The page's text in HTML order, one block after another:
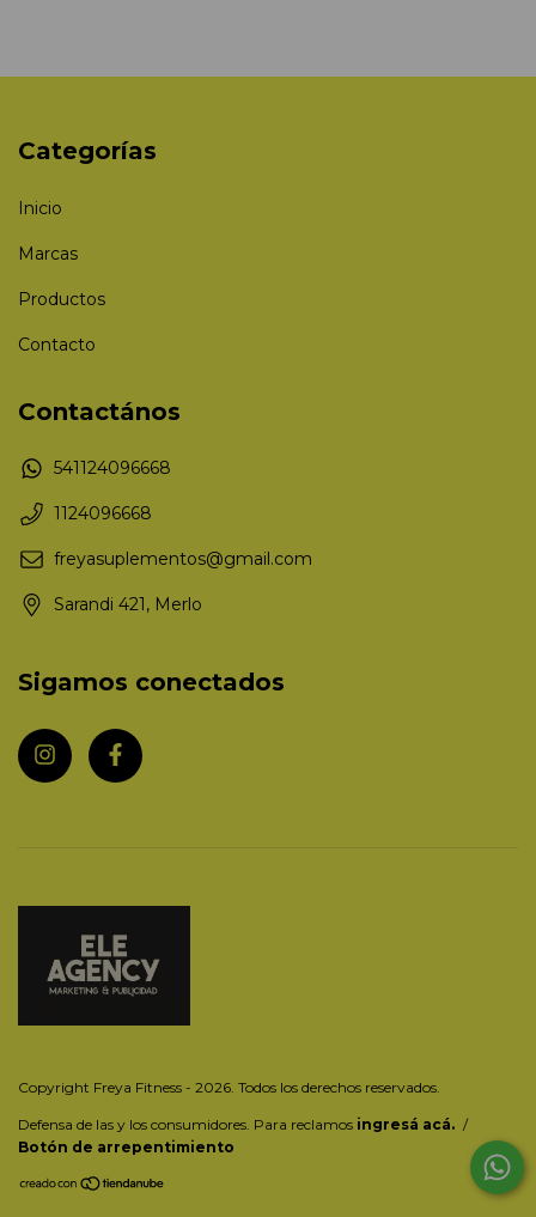
Categorías
Inicio
Marcas
Productos
Contacto
Contactános
541124096668
1124096668
freyasuplementos@gmail.com
Sarandi 421, Merlo
Sigamos conectados
Copyright Freya Fitness - 2026. Todos los derechos reservados.
Defensa de las y los consumidores. Para reclamos ingresá acá. /
Botón de arrepentimiento